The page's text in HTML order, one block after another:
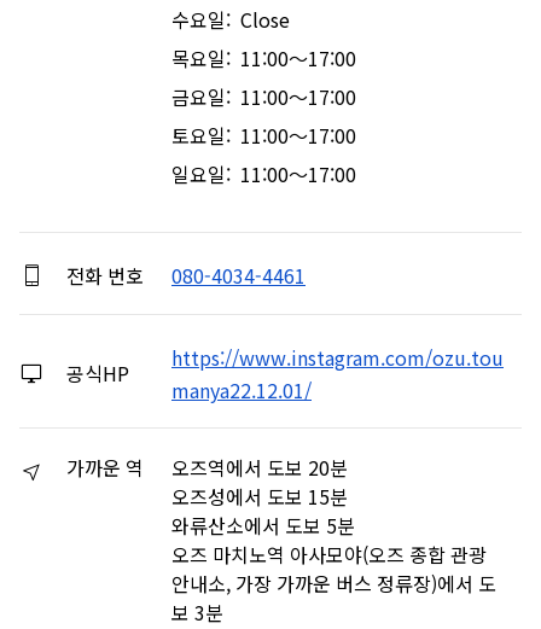
수요일: Close
목요일: 11:00～17:00
금요일: 11:00～17:00
토요일: 11:00～17:00
일요일: 11:00～17:00
전화 번호 080-4034-4461
공식HP
https://www.instagram.com/ozu.tou
manya22.12.01/
가까운 역
오즈역에서 도보 20분
오즈성에서 도보 15분
와류산소에서 도보 5분
오즈 마치노역 아사모야(오즈 종합 관광
안내소, 가장 가까운 버스 정류장)에서 도
보 3분